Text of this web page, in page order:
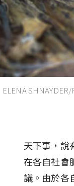
ELENA
天下事，說
在各自社會
議。由於各